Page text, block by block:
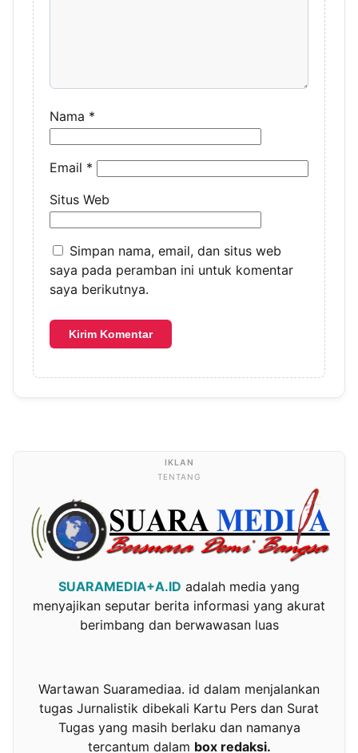
Nama *
Email *
Situs Web
Simpan nama, email, dan situs web
saya pada peramban ini untuk komentar
saya berikutnya.
TENTANG
SUARAMEDIA+A.ID adalah media yang
menyajikan seputar berita informasi yang akurat
berimbang dan berwawasan luas
Wartawan Suaramediaa. id dalam menjalankan
tugas Jurnalistik dibekali Kartu Pers dan Surat
Tugas yang masih berlaku dan namanya
tercantum dalam box redaksi.